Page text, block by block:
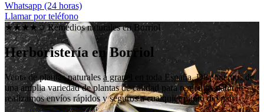
Whatsapp (24 horas)
Llamar por teléfono
★★★★✩ Remedios naturales en Borriol
Herboristería en Borriol
Venta de plantas naturalesa granel en toda España. Disponemos de
una amplia variedad de plantas de calidad para remedios naturales y
realizamos envíos rápidos y seguros a cualquier punto del país.